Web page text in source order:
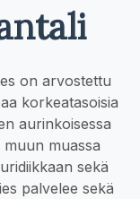
on arvostettu
korkeatasoisia
aurinkoisessa
muassa
sekä
palvelee sekä